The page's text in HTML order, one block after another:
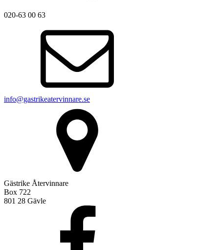
020-63 00 63
info@gastrikeatervinnare.se
Gästrike Återvinnare
Box 722
801 28 Gävle